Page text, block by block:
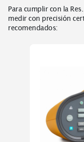
Para cumplir con la
medir con precisión
recomendados: